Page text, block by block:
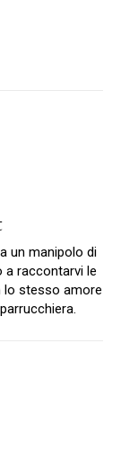
un manipolo di
a raccontarvi le
lo stesso amore